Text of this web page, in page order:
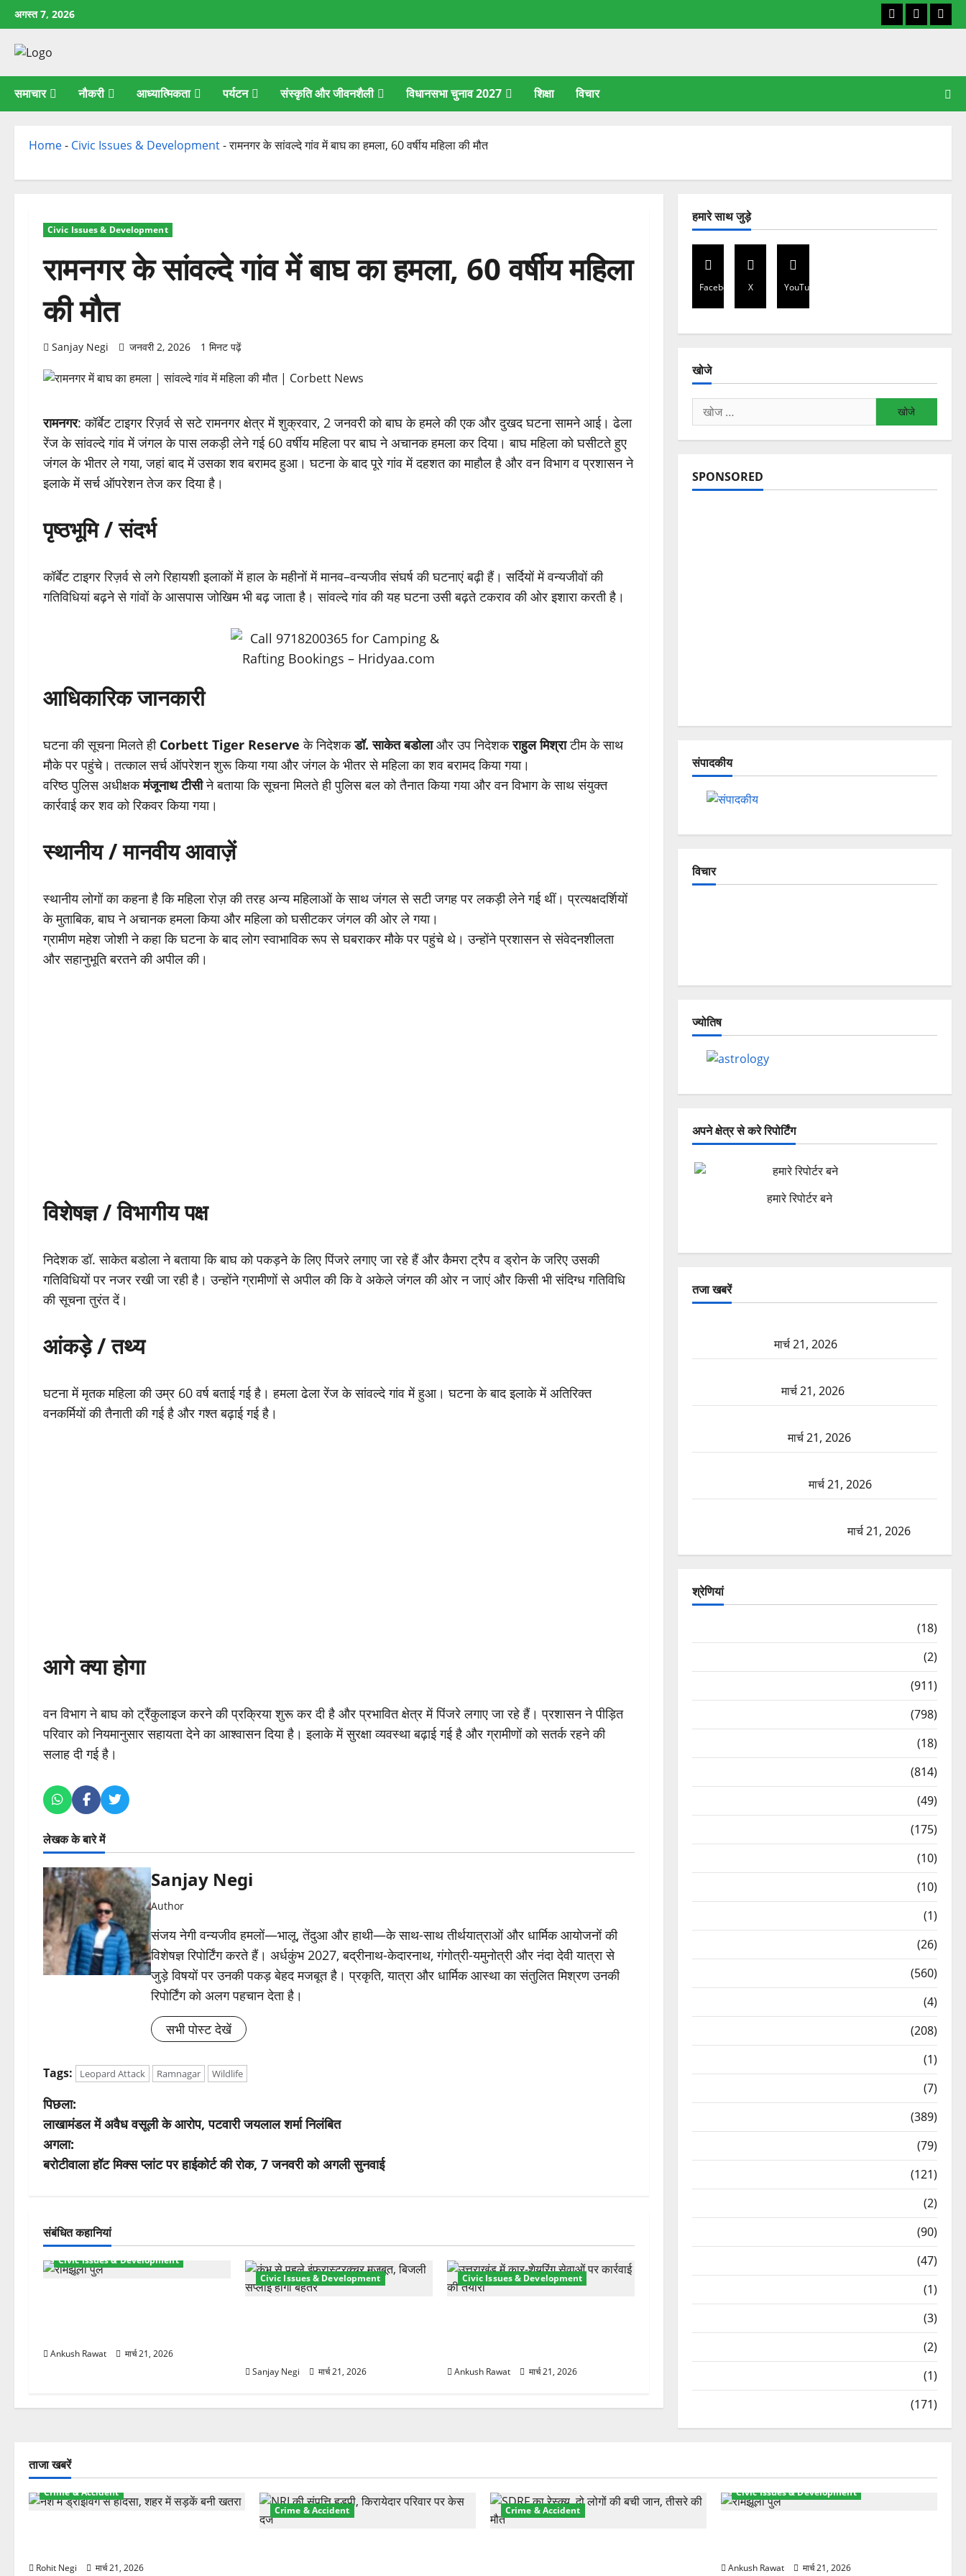
छोड़कर
सामग्री
अगस्त 7, 2026 Facebook
X
समाचार नौकरी आध्यात्मिकता पर्यटन संस्कृति और जीवनशैली विधानसभा चुनाव 2027 शिक्षा विचार
Home- Civic Issues & Development-रामनगर के सांवल्दे गांव में बाघ का हमला, 60 वर्षीय महिला की मौत
Civic Issues & Development
रामनगर के सांवल्दे गांव में बाघ का हमला, 60 वर्षीय महिला
की मौत
Sanjay Negi जनवरी 2, 2026 1 मिनट पढ़ें
रामनगर: कॉर्बेट टाइगर रिज़र्व से सटे रामनगर क्षेत्र में शुक्रवार, 2 जनवरी को बाघ के हमले की एक और दुखद घटना सामने आई। ढेला
रेंज के सांवल्दे गांव में जंगल के पास लकड़ी लेने गई 60 वर्षीय महिला पर बाघ ने अचानक हमला कर दिया। बाघ महिला को घसीटते हुए
जंगल के भीतर ले गया, जहां बाद में उसका शव बरामद हुआ। घटना के बाद पूरे गांव में दहशत का माहौल है और वन विभाग व प्रशासन ने
इलाके में सर्च ऑपरेशन तेज कर दिया है।
पृष्ठभूमि / संदर्भ
कॉर्बेट टाइगर रिज़र्व से लगे रिहायशी इलाकों में हाल के महीनों में मानव–वन्यजीव संघर्ष की घटनाएं बढ़ी हैं। सर्दियों में वन्यजीवों की
गतिविधियां बढ़ने से गांवों के आसपास जोखिम भी बढ़ जाता है। सांवल्दे गांव की यह घटना उसी बढ़ते टकराव की ओर इशारा करती है।
आधिकारिक जानकारी
घटना की सूचना मिलते ही Corbett Tiger Reserve के निदेशकडॉ. साकेत बडोलाऔर उप निदेशकराहुल मिश्राटीम के साथ
मौके पर पहुंचे। तत्काल सर्च ऑपरेशन शुरू किया गया और जंगल के भीतर से महिला का शव बरामद किया गया।
वरिष्ठ पुलिस अधीक्षकमंजूनाथ टीसीने बताया कि सूचना मिलते ही पुलिस बल को तैनात किया गया और वन विभाग के साथ संयुक्त
कार्रवाई कर शव को रिकवर किया गया।
स्थानीय / मानवीय आवाज़ें
स्थानीय लोगों का कहना है कि महिला रोज़ की तरह अन्य महिलाओं के साथ जंगल से सटी जगह पर लकड़ी लेने गई थीं। प्रत्यक्षदर्शियों
के मुताबिक, बाघ ने अचानक हमला किया और महिला को घसीटकर जंगल की ओर ले गया।
ग्रामीण महेश जोशी ने कहा कि घटना के बाद लोग स्वाभाविक रूप से घबराकर मौके पर पहुंचे थे। उन्होंने प्रशासन से संवेदनशीलता
और सहानुभूति बरतने की अपील की।
विशेषज्ञ / विभागीय पक्ष
निदेशक डॉ. साकेत बडोला ने बताया कि बाघ को पकड़ने के लिए पिंजरे लगाए जा रहे हैं और कैमरा ट्रैप व ड्रोन के जरिए उसकी
गतिविधियों पर नजर रखी जा रही है। उन्होंने ग्रामीणों से अपील की कि वे अकेले जंगल की ओर न जाएं और किसी भी संदिग्ध गतिविधि
की सूचना तुरंत दें।
आंकड़े / तथ्य
घटना में मृतक महिला की उम्र 60 वर्ष बताई गई है। हमला ढेला रेंज के सांवल्दे गांव में हुआ। घटना के बाद इलाके में अतिरिक्त
वनकर्मियों की तैनाती की गई है और गश्त बढ़ाई गई है।
आगे क्या होगा
वन विभाग ने बाघ को ट्रैंकुलाइज करने की प्रक्रिया शुरू कर दी है और प्रभावित क्षेत्र में पिंजरे लगाए जा रहे हैं। प्रशासन ने पीड़ित
परिवार को नियमानुसार सहायता देने का आश्वासन दिया है। इलाके में सुरक्षा व्यवस्था बढ़ाई गई है और ग्रामीणों को सतर्क रहने की
सलाह दी गई है।
लेखक के बारे में
Sanjay Negi
Author
संजय नेगी वन्यजीव हमलों—भालू, तेंदुआ और हाथी—के साथ-साथ तीर्थयात्राओं और धार्मिक आयोजनों की
विशेषज्ञ रिपोर्टिंग करते हैं। अर्धकुंभ 2027, बद्रीनाथ-केदारनाथ, गंगोत्री-यमुनोत्री और नंदा देवी यात्रा से
जुड़े विषयों पर उनकी पकड़ बेहद मजबूत है। प्रकृति, यात्रा और धार्मिक आस्था का संतुलित मिश्रण उनकी
रिपोर्टिंग को अलग पहचान देता है।
सभी पोस्ट देखें
Tags: Leopard Attack Ramnagar Wildlife
पो
स्ट
ने
गे
श
पिछला:
लाखामंडल में अवैध वसूली के आरोप, पटवारी जयलाल शर्मा निलंबित
अगला:
बरोटीवाला हॉट मिक्स प्लांट पर हाईकोर्ट की रोक, 7 जनवरी को अगली सुनवाई
संबंधित कहानियां
Civic Issues & Development
Ankush Rawat मार्च 21, 2026
Civic Issues & Development
Sanjay Negi मार्च 21, 2026
Civic Issues & Development
Ankush Rawat मार्च 21, 2026
हमारे साथ जुड़े
Facebook X YouTube
खोजे
निम्न
को
खोजें:
SPONSORED
संपादकीय
विचार
ज्योतिष
अपने क्षेत्र से करे रिपोर्टिंग
हमारे रिपोर्टर बने
तजा खबरें
मार्च 21, 2026
मार्च 21, 2026
मार्च 21, 2026
मार्च 21, 2026
मार्च 21, 2026
श्रेणियां
(18)
(2)
(911)
(798)
(18)
(814)
(49)
(175)
(10)
(10)
(1)
(26)
(560)
(4)
(208)
(1)
(7)
(389)
(79)
(121)
(2)
(90)
(47)
(1)
(3)
(2)
(1)
(171)
ताजा खबरें
Crime & Accident
Rohit Negi मार्च 21, 2026
Crime & Accident Crime & Accident
Civic Issues & Development
Ankush Rawat मार्च 21, 2026